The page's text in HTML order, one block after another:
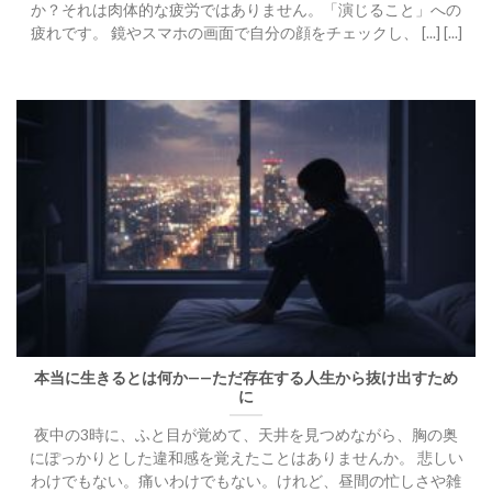
か？それは肉体的な疲労ではありません。「演じること」への
疲れです。 鏡やスマホの画面で自分の顔をチェックし、 [...] [...]
本当に生きるとは何か——ただ存在する人生から抜け出すため
に
夜中の3時に、ふと目が覚めて、天井を見つめながら、胸の奥
にぽっかりとした違和感を覚えたことはありませんか。 悲しい
わけでもない。痛いわけでもない。けれど、昼間の忙しさや雑